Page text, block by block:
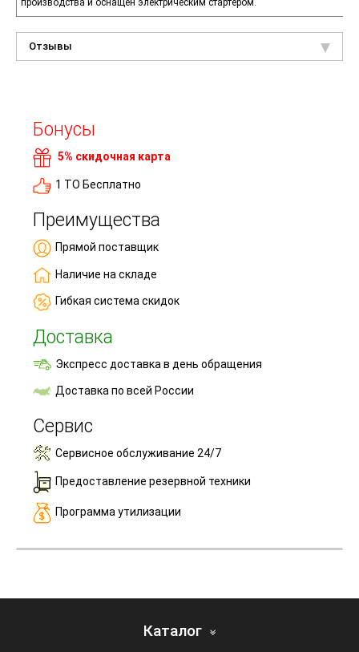
производства и оснащён электрическим стартером.
Отзывы
Бонусы
5% скидочная карта
1 ТО Бесплатно
Преимущества
Прямой поставщик
Наличие на складе
Гибкая система скидок
Доставка
Экспресс доставка в день обращения
Доставка по всей России
Сервис
Сервисное обслуживание 24/7
Предоставление резервной техники
Программа утилизации
Каталог